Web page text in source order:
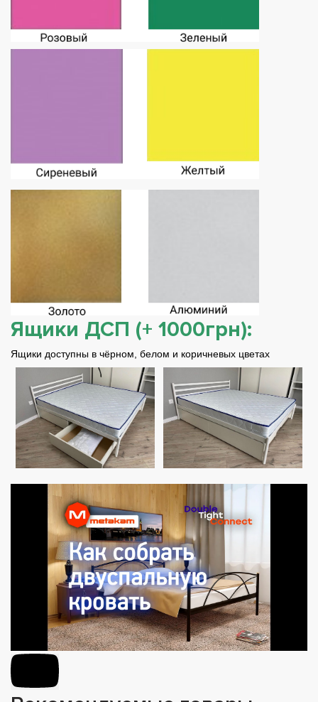
Ящики ДСП (+ 1000грн):
Ящики доступны в чёрном, белом и коричневых цветах